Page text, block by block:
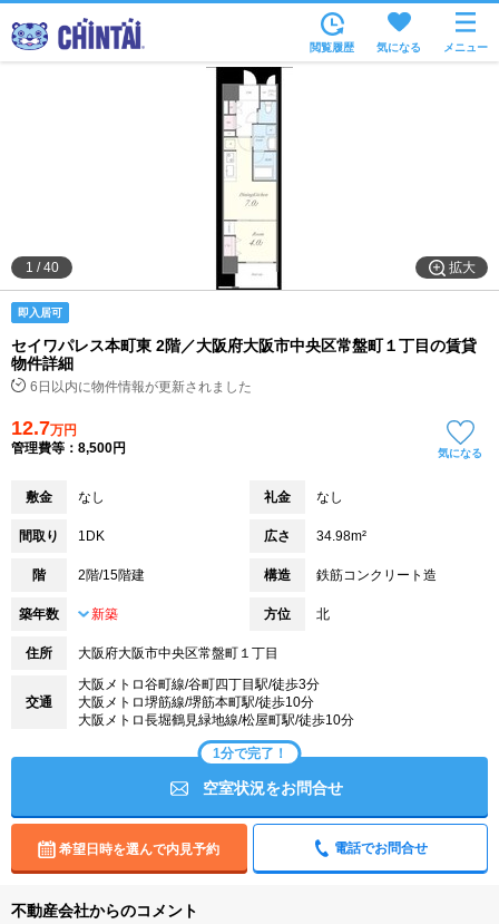
沿線・駅から
住所から
家賃相場から
通勤通学時間から
物件特集から
不動産会社から
閲覧履歴 気になる メニュー
拡大
1 /40
即入居可
セイワパレス本町東 2階／大阪府大阪市中央区常盤町１丁目の賃貸
物件詳細
6日以内に物件情報が更新されました
12.7万円
管理費等：8,500円
気になる
敷金 なし 礼金 なし
間取り 1DK 広さ 34.98m²
階 2階/15階建 構造 鉄筋コンクリート造
築年数 新築 方位 北
住所 大阪府大阪市中央区常盤町１丁目
交通
大阪メトロ谷町線/谷町四丁目駅/徒歩3分
大阪メトロ堺筋線/堺筋本町駅/徒歩10分
大阪メトロ長堀鶴見緑地線/松屋町駅/徒歩10分
1分で完了！
空室状況をお問合せ
希望日時を選んで内見予約 電話でお問合せ
不動産会社からのコメント